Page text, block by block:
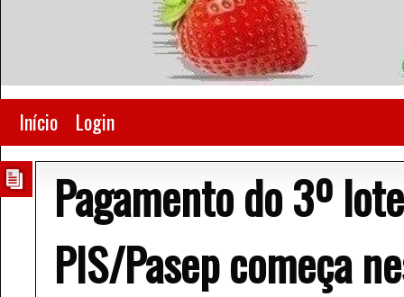
Início Login
Pagamento do 3º
PIS/Pasep começa